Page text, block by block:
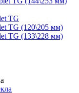
TG
TG (120\205 мм)
TG (133\228 мм)